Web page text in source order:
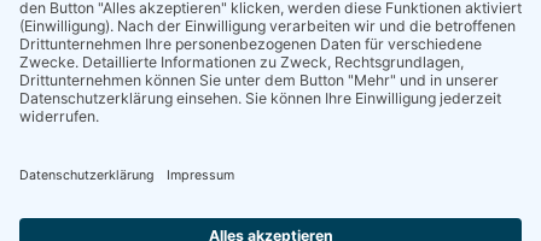
NEWSLETTER
Neuigkeiten rund um die Geriatrie und die DGG – regelmäßig in Ihrem
Postfach.